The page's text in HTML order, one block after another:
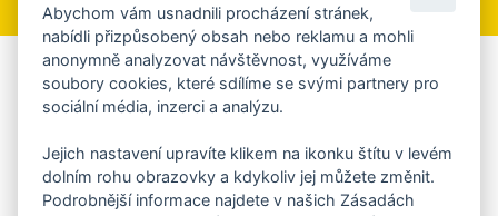
Aplikace Mobilní rozhlas
Chcete dostávat do svého mobilu či mailu upozornění na
ankety, pozvánky na kulturní a sportovní akce?
Více informací o aplikaci
Abychom vám usnadnili procházení stránek,
nabídli přizpůsobený obsah nebo reklamu a mohli
anonymně analyzovat návštěvnost, využíváme
soubory cookies, které sdílíme se svými partnery pro
sociální média, inzerci a analýzu.
Jejich nastavení upravíte klikem na ikonku štítu v levém
dolním rohu obrazovky a kdykoliv jej můžete změnit.
Podrobnější informace najdete v našich Zásadách